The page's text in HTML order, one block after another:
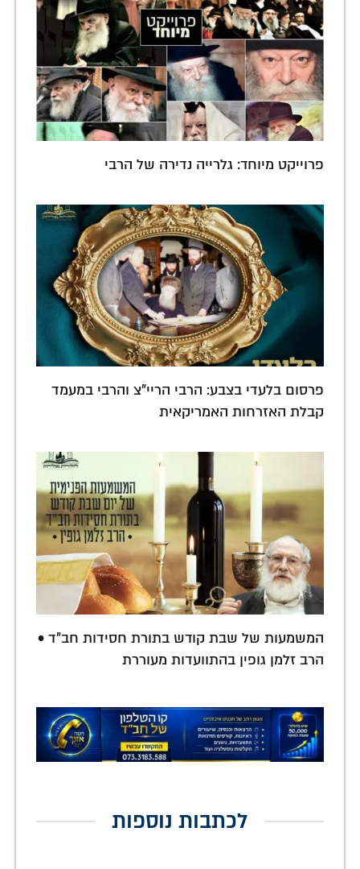
פרוייקט מיוחד: גלרייה נדירה של הרבי
פרסום בלעדי בצבע: הרבי הריי"צ והרבי במעמד
קבלת האזרחות האמריקאית
המשמעות של שבת קודש בתורת חסידות חב"ד •
הרב זלמן גופין בהתוועדות מעוררת
לכתבות נוספות